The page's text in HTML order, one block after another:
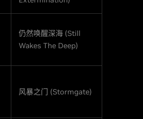
仍然唤醒深海 (Still
Wakes The Deep)
风暴之门 (Stormgate)